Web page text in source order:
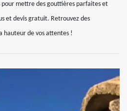
pour mettre des gouttières parfaites et
et devis gratuit. Retrouvez des
hauteur de vos attentes !